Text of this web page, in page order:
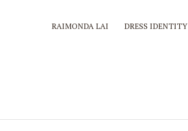
RAIMONDA LAI DRESS IDENTITY